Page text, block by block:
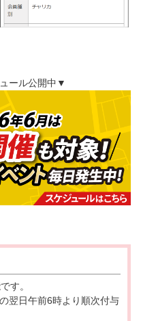
ール公開中▼
す。
翌日午前6時より順次付与